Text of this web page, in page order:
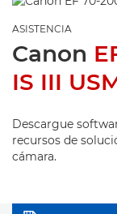
ASISTENCIA
Canon
IS III
Descargue
recursos de
cámara.